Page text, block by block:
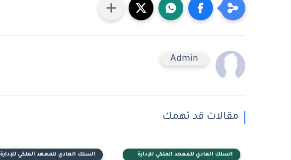
Admin
مقالات قد تهمك
السلك العادي للمعهد الملكي للإدارة السلك العادي للمعهد الملكي للإدارة